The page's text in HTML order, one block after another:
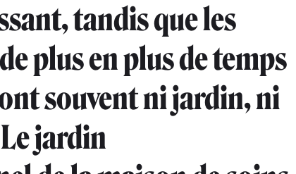
tandis que les
plus en plus de temps
souvent ni jardin, ni
jardin